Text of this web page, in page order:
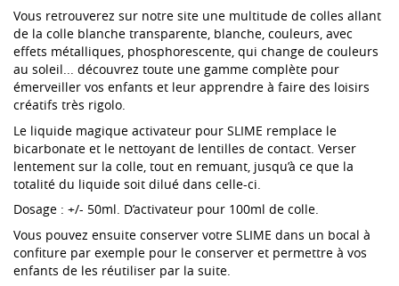
Vous retrouverez sur notre site une multitude de colles allant
de la colle blanche transparente, blanche, couleurs, avec
effets métalliques, phosphorescente, qui change de couleurs
au soleil... découvrez toute une gamme complète pour
émerveiller vos enfants et leur apprendre à faire des loisirs
créatifs très rigolo.
Le liquide magique activateur pour SLIME remplace le
bicarbonate et le nettoyant de lentilles de contact. Verser
lentement sur la colle, tout en remuant, jusqu’à ce que la
totalité du liquide soit dilué dans celle-ci.
Dosage : +/- 50ml. D’activateur pour 100ml de colle.
Vous pouvez ensuite conserver votre SLIME dans un bocal à
confiture par exemple pour le conserver et permettre à vos
enfants de les réutiliser par la suite.